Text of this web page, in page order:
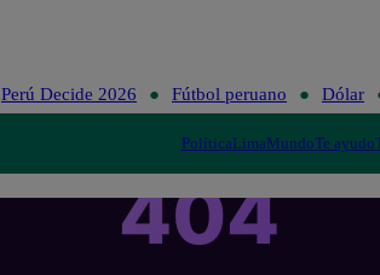
Perú Decide 2026 Fútbol peruano Dólar
PolíticaLimaMundoTe ayudo